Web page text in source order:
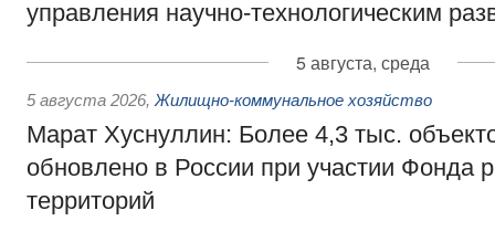
управления научно-технологическим
5 августа, среда
5 августа 2026, Жилищно-коммунальное хозяйство
Марат Хуснуллин: Более 4,3 тыс.
обновлено в России при участии Фонда
территорий